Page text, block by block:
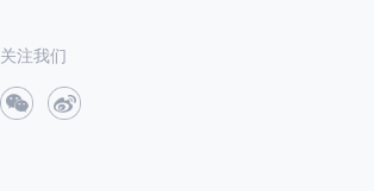
关注我们